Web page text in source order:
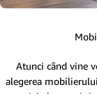
Atunci când vine
alegerea